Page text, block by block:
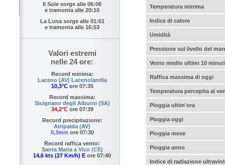
Il Sole sorge alle 06:06
e tramonta alle 20:10
La Luna sorge alle 01:51
e tramonta alle 16:53
Valori estremi
nelle 24 ore:
Record minima:
Laceno (AV) Lacenolandia
10,3°Core 07:35
Record massima:
Sicignano degli Alburni (SA)
34,2°Core 07:39
Record precipitazione:
Atripalda (AV)
0,3mm ore 07:30
Record raffica vento:
Santa Maria a Vico (CE)
14,6 kts (27 Km/h) E ore 07:40
Temperatura minima
Indice di calore
Umidità
Pressione sul livello del
Vento medio ultimi 10 minuti
Raffica massima di oggi
Temperatura percepita al
Pioggia ultim'ora
Pioggia oggi
Pioggia mese
Pioggia anno
Indice di radiazione